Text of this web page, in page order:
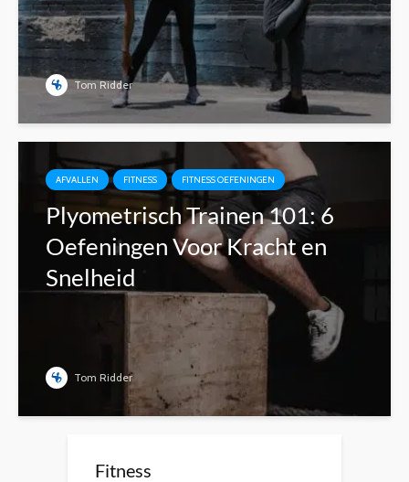
Tom Ridder
AFVALLEN FITNESS FITNESS OEFENINGEN
Plyometrisch Trainen 101: 6
Oefeningen Voor Kracht en
Snelheid
Tom Ridder
Fitness